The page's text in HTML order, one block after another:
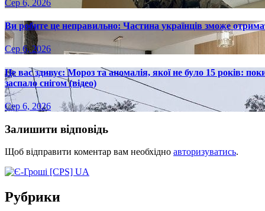
Сер 6, 2026
Ви робите це неправильно: Частина українців зможе
Сер 6, 2026
Це вас здивує: Мороз та аномалія, якої не було 15 років:
заспало снігом (відео)
Сер 6, 2026
Залишити відповідь
Щоб відправити коментар вам необхідно авторизуватись.
Рубрики